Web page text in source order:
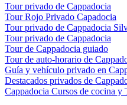
Tour privado de Cappadocia
Tour Rojo Privado Capadocia
Tour privado de Cappadocia
Tour privado de Cappadocia
Tour de Cappadocia guiado
Tour de auto-horario de
Guía y vehículo privado en
Destacados privados de
Cappadocia Cursos de cocina y